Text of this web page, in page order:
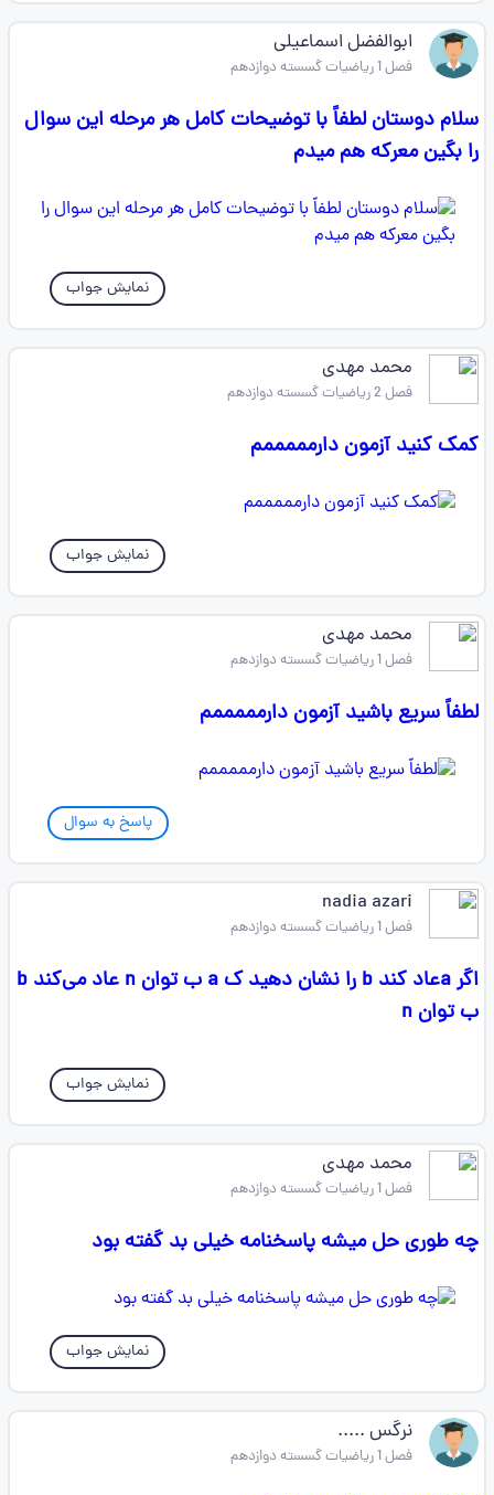
ابوالفضل اسماعیلی
فصل 1 ریاضیات گسسته دوازدهم
سلام دوستان لطفاً با توضیحات کامل هر مرحله این سوال
را بگین معرکه هم میدم
نمایش جواب
محمد مهدی
فصل 2 ریاضیات گسسته دوازدهم
کمک کنید آزمون دارمممممم
نمایش جواب
محمد مهدی
فصل 1 ریاضیات گسسته دوازدهم
لطفاً سریع باشید آزمون دارمممممم
پاسخ به سوال
nadia azari
فصل 1 ریاضیات گسسته دوازدهم
اگر aعاد کند b را نشان دهید ک a ب توان n عاد می‌کند b
ب توان n
نمایش جواب
محمد مهدی
فصل 1 ریاضیات گسسته دوازدهم
چه طوری حل میشه پاسخنامه خیلی بد گفته بود
نمایش جواب
نرگس .....
فصل 1 ریاضیات گسسته دوازدهم